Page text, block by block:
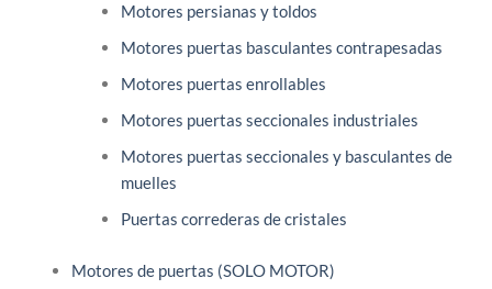
Motores persianas y toldos
Motores puertas basculantes contrapesadas
Motores puertas enrollables
Motores puertas seccionales industriales
Motores puertas seccionales y basculantes de
muelles
Puertas correderas de cristales
Motores de puertas (SOLO MOTOR)